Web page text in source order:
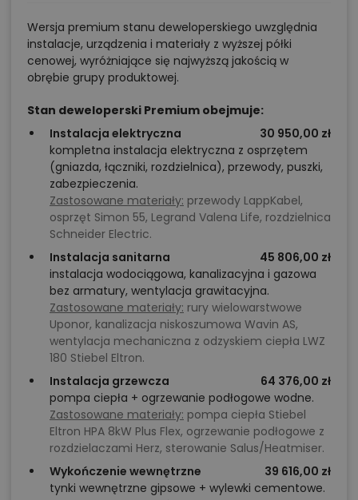
Wersja premium stanu deweloperskiego uwzględnia
instalacje, urządzenia i materiały z wyższej półki
cenowej, wyróżniające się najwyższą jakością w
obrębie grupy produktowej.
Stan deweloperski Premium obejmuje:
Instalacja elektryczna
30 950,00 zł
kompletna instalacja elektryczna z osprzętem
(gniazda, łączniki, rozdzielnica), przewody, puszki,
zabezpieczenia.
Zastosowane materiały: przewody LappKabel,
osprzęt Simon 55, Legrand Valena Life, rozdzielnica
Schneider Electric.
Instalacja sanitarna
45 806,00 zł
instalacja wodociągowa, kanalizacyjna i gazowa
bez armatury, wentylacja grawitacyjna.
Zastosowane materiały: rury wielowarstwowe
Uponor, kanalizacja niskoszumowa Wavin AS,
wentylacja mechaniczna z odzyskiem ciepła LWZ
180 Stiebel Eltron.
Instalacja grzewcza
64 376,00 zł
pompa ciepła + ogrzewanie podłogowe wodne.
Zastosowane materiały: pompa ciepła Stiebel
Eltron HPA 8kW Plus Flex, ogrzewanie podłogowe z
rozdzielaczami Herz, sterowanie Salus/Heatmiser.
Wykończenie wewnętrzne
39 616,00 zł
tynki wewnętrzne gipsowe + wylewki cementowe.